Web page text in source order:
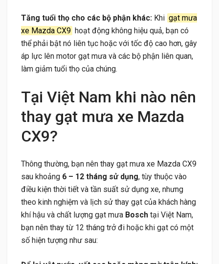
Tăng tuổi thọ cho các bộ phận khác: Khi gạt mưa
xe Mazda CX9 hoạt động không hiệu quả, bạn có
thể phải bật nó liên tục hoặc với tốc độ cao hơn, gây
áp lực lên motor gạt mưa và các bộ phận liên quan,
làm giảm tuổi thọ của chúng.
Tại Việt Nam khi nào nên
thay gạt mưa xe Mazda
CX9?
Thông thường, bạn nên thay gạt mưa xe Mazda CX9
sau khoảng 6 – 12 tháng sử dụng, tùy thuộc vào
điều kiện thời tiết và tần suất sử dụng xe, nhưng
theo kinh nghiệm và lịch sử thay gạt của khách hàng
khí hậu và chất lượng gạt mưa Bosch tại Việt Nam,
bạn nên thay từ 12 tháng trở đi hoặc khi gạt có một
số hiện tượng như sau: